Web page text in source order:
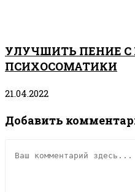
УЛУЧШИТЬ ПЕНИЕ
ПСИХОСОМАТИКИ
21.04.2022
Добавить